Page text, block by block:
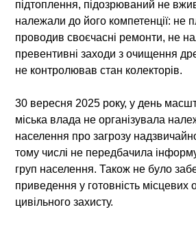
підтоплення, підозрюваний не вжив
належали до його компетенції: не
проводив своєчасні ремонти, не
превентивні заходи з очищення
не контролював стан колекторів.
30 вересня 2025 року, у день
міська влада не організувала
населення про загрозу
тому числі не передбачила
груп населення. Також не було
приведення у готовність місцевих
цивільного захисту.